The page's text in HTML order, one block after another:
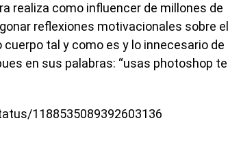
realiza como influencer de millones de
reflexiones motivacionales sobre el
tal y como es y lo innecesario de
en sus palabras: “usas photoshop te
1188535089392603136